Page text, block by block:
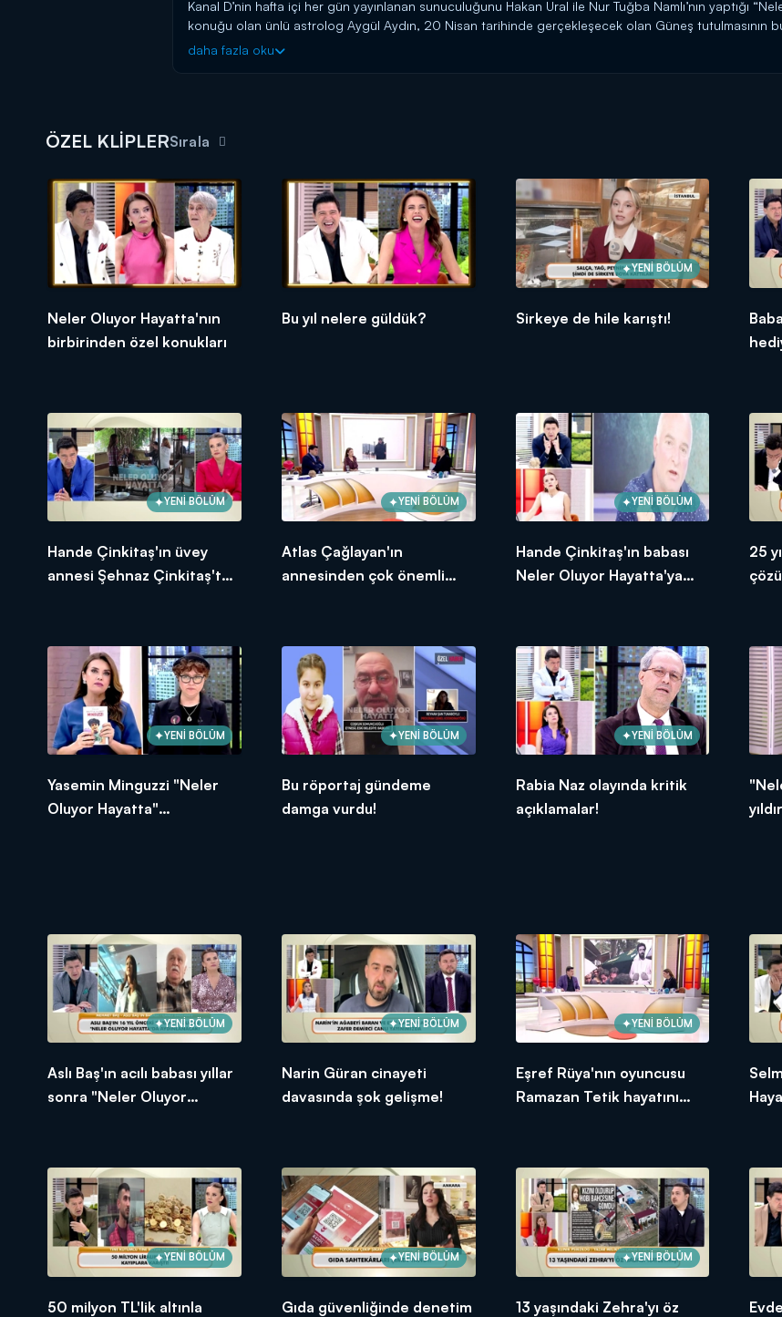
Kanal D’nin hafta içi her gün yayınlanan sunuculuğunu Hakan Ural ile Nur Tuğba Namlı’nın yaptığı
konuğu olan ünlü astrolog Aygül Aydın, 20 Nisan tarihinde gerçekleşecek olan Güneş tutulmasının
bilgiler anlattı. Aydın, "Yeniden başlamak ve cesur olmak için çok doğru bir zaman" olacağını
daha fazla oku
ÖZEL KLİPLERSırala
Neler Oluyor Hayatta'nın
birbirinden özel konukları
Bu yıl nelere güldük?
YENİ BÖLÜM
Sirkeye de hile karıştı!
YENİ BÖLÜM
Hande Çinkitaş'ın üvey
annesi Şehnaz Çinkitaş'tan
YENİ BÖLÜM
Atlas Çağlayan'ın
annesinden çok önemli
YENİ BÖLÜM
Hande Çinkitaş'ın babası
Neler Oluyor Hayatta'ya
25
YENİ BÖLÜM
Yasemin Minguzzi "Neler
Oluyor Hayatta"
YENİ BÖLÜM
Bu röportaj gündeme
damga vurdu!
YENİ BÖLÜM
Rabia Naz olayında kritik
açıklamalar!
YENİ BÖLÜM
Aslı Baş'ın acılı babası yıllar
sonra "Neler Oluyor
YENİ BÖLÜM
Narin Güran cinayeti
davasında şok gelişme!
YENİ BÖLÜM
Eşref Rüya'nın oyuncusu
Ramazan Tetik hayatını
YENİ BÖLÜM
50 milyon TL'lik altınla
YENİ BÖLÜM
Gıda güvenliğinde denetim
YENİ BÖLÜM
13 yaşındaki Zehra'yı öz